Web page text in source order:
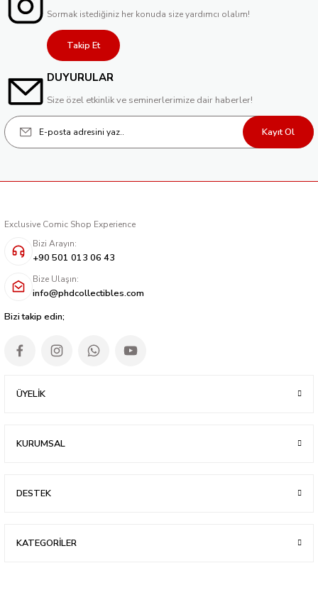
Sormak istediğiniz her konuda size yardımcı olalım!
Takip Et
DUYURULAR
Size özel etkinlik ve seminerlerimize dair haberler!
Kayıt Ol
Exclusive Comic Shop Experience
Bizi Arayın:
+90 501 013 06 43
Bize Ulaşın:
info@phdcollectibles.com
Bizi takip edin;
ÜYELİK
KURUMSAL
DESTEK
KATEGORİLER